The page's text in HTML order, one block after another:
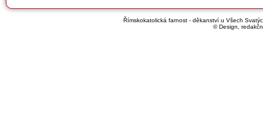
Římskokatolická farnost - děkanství u Všech
© Design,